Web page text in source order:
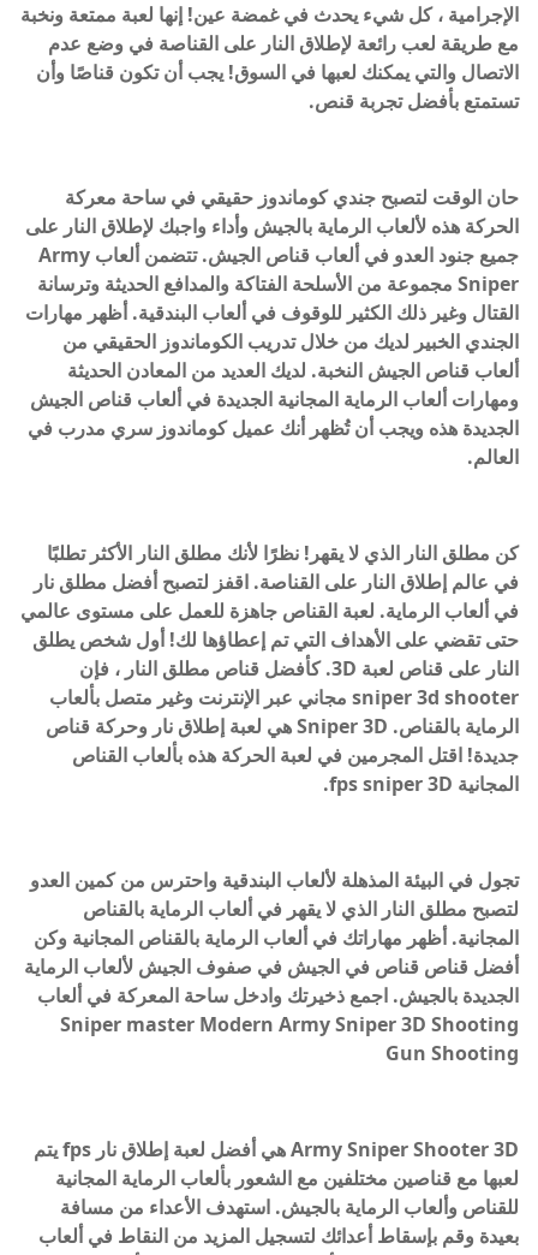
الإجرامية ، كل شيء يحدث في غمضة عين! إنها لعبة ممتعة ونخبة
مع طريقة لعب رائعة لإطلاق النار على القناصة في وضع عدم
الاتصال والتي يمكنك لعبها في السوق! يجب أن تكون قناصًا وأن
تستمتع بأفضل تجربة قنص.
حان الوقت لتصبح جندي كوماندوز حقيقي في ساحة معركة
الحركة هذه لألعاب الرماية بالجيش وأداء واجبك لإطلاق النار على
جميع جنود العدو في ألعاب قناص الجيش. تتضمن ألعاب Army
Sniper مجموعة من الأسلحة الفتاكة والمدافع الحديثة وترسانة
القتال وغير ذلك الكثير للوقوف في ألعاب البندقية. أظهر مهارات
الجندي الخبير لديك من خلال تدريب الكوماندوز الحقيقي من
ألعاب قناص الجيش النخبة. لديك العديد من المعادن الحديثة
ومهارات ألعاب الرماية المجانية الجديدة في ألعاب قناص الجيش
الجديدة هذه ويجب أن تُظهر أنك عميل كوماندوز سري مدرب في
العالم.
كن مطلق النار الذي لا يقهر! نظرًا لأنك مطلق النار الأكثر تطلبًا
في عالم إطلاق النار على القناصة. اقفز لتصبح أفضل مطلق نار
في ألعاب الرماية. لعبة القناص جاهزة للعمل على مستوى عالمي
حتى تقضي على الأهداف التي تم إعطاؤها لك! أول شخص يطلق
النار على قناص لعبة 3D. كأفضل قناص مطلق النار ، فإن
sniper 3d shooter مجاني عبر الإنترنت وغير متصل بألعاب
الرماية بالقناص. Sniper 3D هي لعبة إطلاق نار وحركة قناص
جديدة! اقتل المجرمين في لعبة الحركة هذه بألعاب القناص
المجانية fps sniper 3D.
تجول في البيئة المذهلة لألعاب البندقية واحترس من كمين العدو
لتصبح مطلق النار الذي لا يقهر في ألعاب الرماية بالقناص
المجانية. أظهر مهاراتك في ألعاب الرماية بالقناص المجانية وكن
أفضل قناص قناص في الجيش في صفوف الجيش لألعاب الرماية
الجديدة بالجيش. اجمع ذخيرتك وادخل ساحة المعركة في ألعاب
Sniper master Modern Army Sniper 3D Shooting
Gun Shooting
Army Sniper Shooter 3D هي أفضل لعبة إطلاق نار fps يتم
لعبها مع قناصين مختلفين مع الشعور بألعاب الرماية المجانية
للقناص وألعاب الرماية بالجيش. استهدف الأعداء من مسافة
بعيدة وقم بإسقاط أعدائك لتسجيل المزيد من النقاط في ألعاب